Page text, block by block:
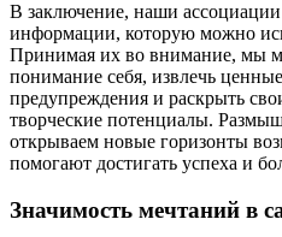
В заключение, наши
информации, которую можно
Принимая их во внимание, мы
понимание себя, извлечь
предупреждения и раскрыть
творческие потенциалы.
открываем новые горизонты
помогают достигать успеха и
Значимость мечтаний в